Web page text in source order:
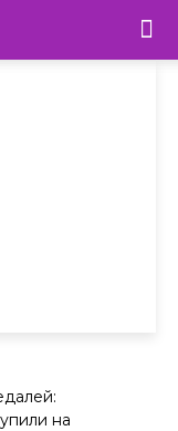
на